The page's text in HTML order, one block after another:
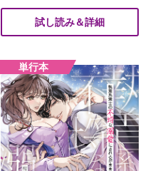
試し読み＆詳細